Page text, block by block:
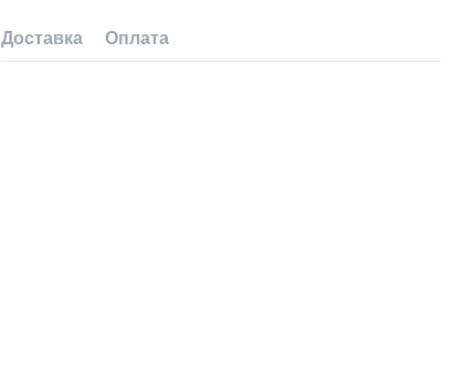
Доставка Оплата